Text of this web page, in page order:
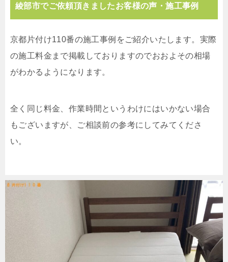
綾部市でご依頼頂きましたお客様の声・施工事例
京都片付け110番の施工事例をご紹介いたします。実際
の施工料金まで掲載しておりますのでおおよその相場
がわかるようになります。
全く同じ料金、作業時間というわけにはいかない場合
もございますが、ご相談前の参考にしてみてくださ
い。